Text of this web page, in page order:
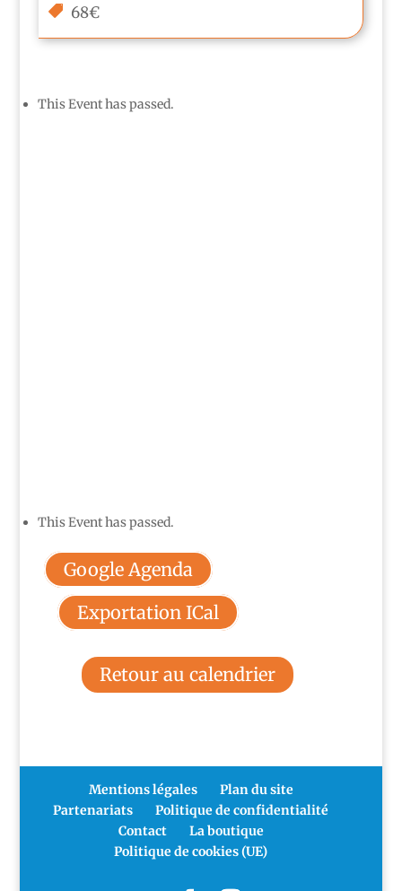
68€
This Event has passed.
This Event has passed.
Google Agenda
Exportation ICal
Retour au calendrier
Mentions légales
Plan du site
Partenariats
Politique de confidentialité
Contact
La boutique
Politique de cookies (UE)